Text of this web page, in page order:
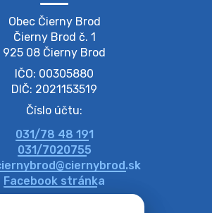
odpadu plastu-
že v stredu 05. augusta
odpadu plastu. Prosíme
vrecia s odpadom vyložili pred dom už
firma F…
09:51
plánovanom prerušení dodávky
že v určitých dňoch bude v
našej obce plánované prerušenie
energie. Podrobné informácie o
Obec Čierny Brod
Čierny Brod č. 1
925 08 Čierny Brod
IČO: 00305880
DIČ: 2021153519
Číslo účtu:
031/78 48 191
031/7020755
Facebook stránka